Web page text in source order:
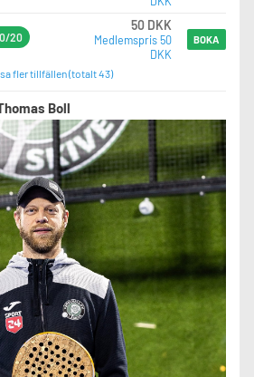
0/20
50 DKK
Medlemspris 50
DKK
BOKA
fler tillfällen (totalt 43)
Boll